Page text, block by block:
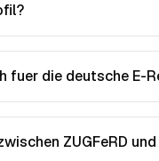
fuer die deutsche E-
ZUGFeRD